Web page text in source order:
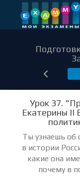
Урок 37.
Екатерины II
Ты узнаешь об
в истории
какие она
почему в